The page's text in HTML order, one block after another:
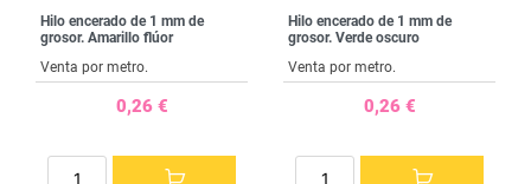
Hilo encerado de 1 mm de
grosor. Amarillo flúor
Venta por metro.
0,26 €
Hilo encerado de 1 mm de
grosor. Verde oscuro
Venta por metro.
0,26 €